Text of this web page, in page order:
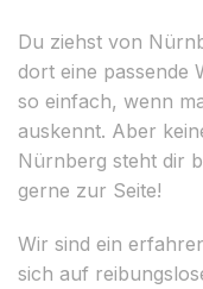
Du ziehst von
dort eine passende
so einfach, wenn
auskennt. Aber
Nürnberg steht dir
gerne zur Seite!
Wir sind ein
sich auf